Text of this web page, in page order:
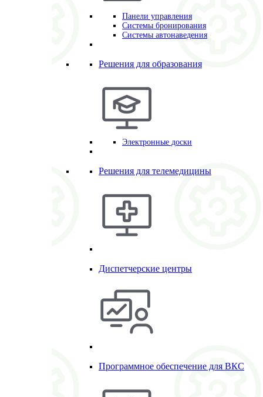
Панели управления
Системы бронирования
Системы автонаведения
Решения для образования
Электронные доски
Решения для телемедицины
Диспетчерские центры
Программное обеспечение для ВКС